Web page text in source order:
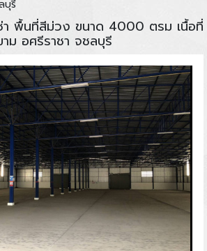
บุรี
า พื้นที่สีม่วง ขนาด 4000 ตรม เนื้อที่
ม อศรีราชา จชลบุรี